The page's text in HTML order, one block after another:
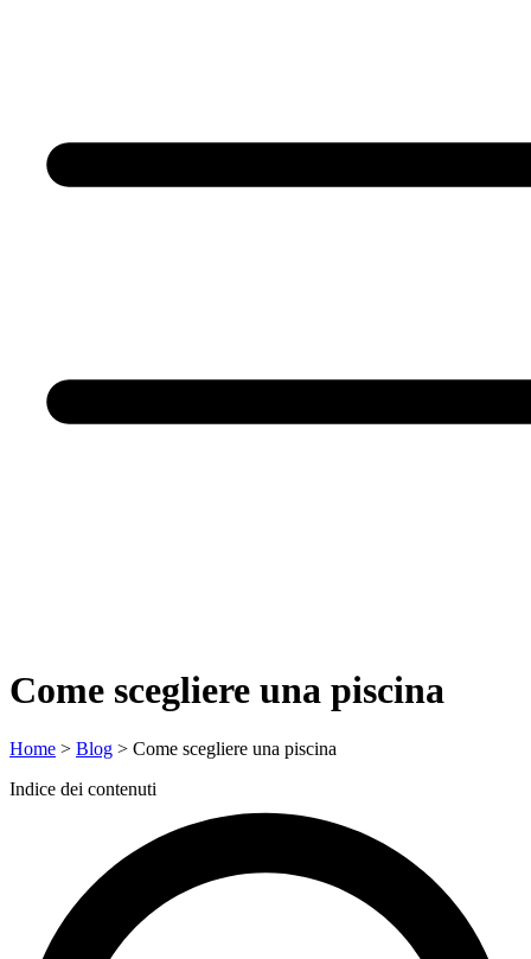
Come scegliere una piscina
Home > Blog > Come scegliere una piscina
Indice dei contenuti